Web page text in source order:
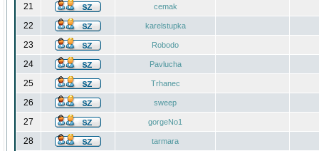
21 cemak
22 karelstupka
23 Robodo
24 Pavlucha
25 Trhanec
26 sweep
27 gorgeNo1
28 tarmara